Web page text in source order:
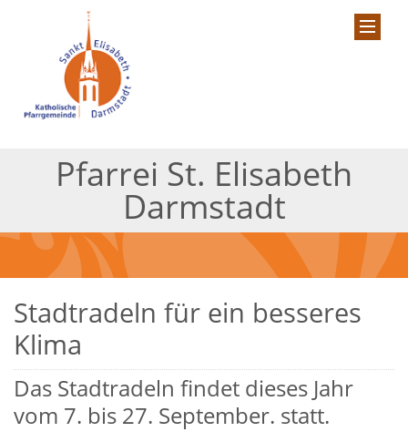
Pfarrei St. Elisabeth
Darmstadt
Stadtradeln für ein besseres
Klima
Das Stadtradeln findet dieses Jahr
vom 7. bis 27. September. statt.